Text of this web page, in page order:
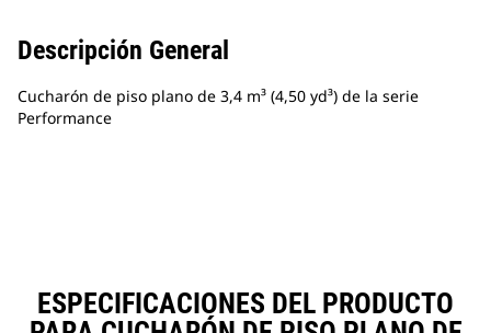
Descripción General
Cucharón de piso plano de 3,4 m³ (4,50 yd³) de la serie
Performance
ESPECIFICACIONES DEL PRODUCTO